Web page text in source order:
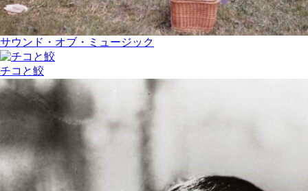
サウンド・オブ・ミュージック
チコと鮫